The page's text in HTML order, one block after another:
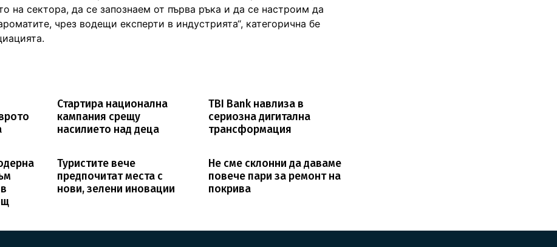
на сектора, да се запознаем от първа ръка и да се настроим да
чрез водещи експерти в индустрията“, категорична бе
Стартира национална
кампания срещу
насилието над деца
TBI Bank навлиза в
сериозна дигитална
трансформация
Туристите вече
предпочитат места с
нови, зелени иновации
Не сме склонни да даваме
повече пари за ремонт на
покрива